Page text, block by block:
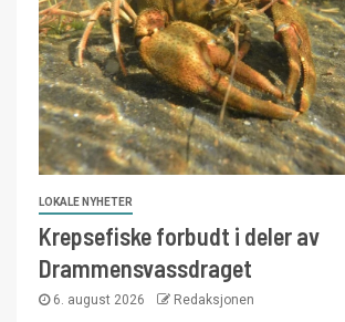
LOKALE NYHETER
Krepsefiske forbudt i deler av
Drammensvassdraget
6. august 2026 Redaksjonen